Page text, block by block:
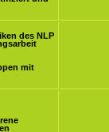
des NLP
mit